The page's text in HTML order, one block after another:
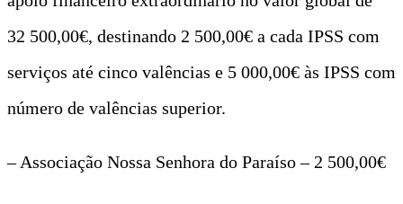
32 500,00€, destinando 2 500,00€ a cada IPSS com
serviços até cinco valências e 5 000,00€ às IPSS com
número de valências superior.
– Associação Nossa Senhora do Paraíso – 2 500,00€